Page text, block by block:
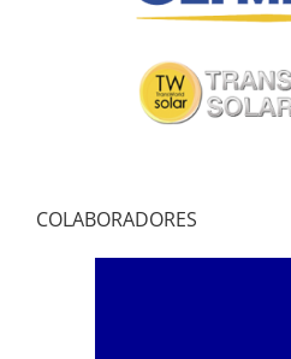
COLABORADORES